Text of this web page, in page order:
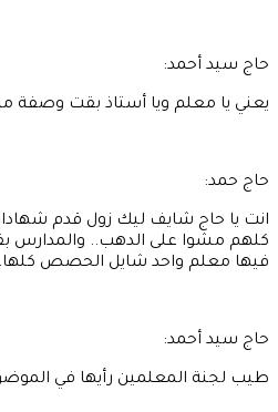
حاج سيد أحمد:
يعني يا معلم ويا أستاذ بقت وصفة
حاج حمد:
انت يا حاج شايف ليك زول قدم
كلهم مشوا على الدهب.. والمدارس
فيها معلم واحد شايل الحصص كلها.
حاج سيد أحمد:
طيب لجنة المعلمين رأيها في